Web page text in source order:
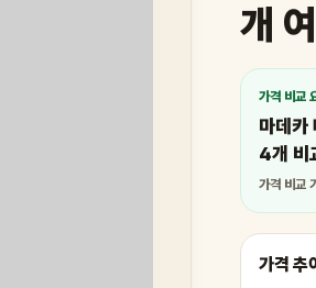
개
가격 비교
마데카
4개 비
가격 비
가격 추